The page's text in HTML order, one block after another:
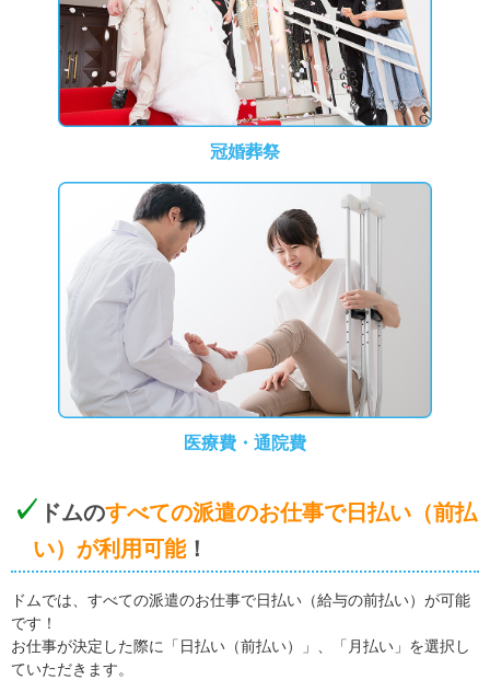
冠婚葬祭
医療費・通院費
ドムのすべての派遣のお仕事で日払い（前払
い）が利用可能！
ドムでは、すべての派遣のお仕事で日払い（給与の前払い）が可能
です！
お仕事が決定した際に「日払い（前払い）」、「月払い」を選択し
ていただきます。